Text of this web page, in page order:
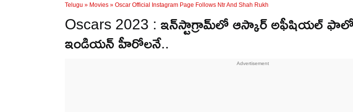
Telugu » Movies » Oscar Official Instagram Page Follows Ntr And Shah Rukh
Oscars 2023 : ఇన్‌స్టాగ్రామ్‌లో ఆస్కార్ అఫీషియల్ ఫాలో
ఇండియన్ హీరోలనే..